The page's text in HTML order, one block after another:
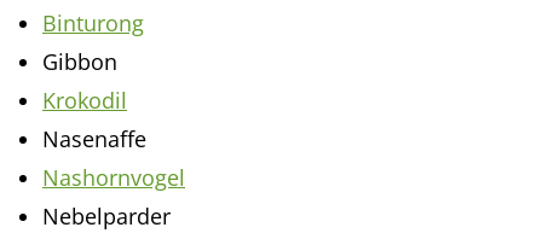
Binturong
Gibbon
Krokodil
Nasenaffe
Nashornvogel
Nebelparder